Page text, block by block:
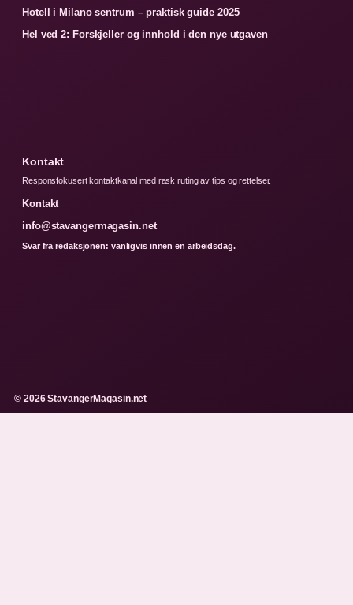
Hotell i Milano sentrum – praktisk guide 2025
Hel ved 2: Forskjeller og innhold i den nye utgaven
Kontakt
Responsfokusert kontaktkanal med rask ruting av tips og rettelser.
Kontakt
info@stavangermagasin.net
Svar fra redaksjonen: vanligvis innen en arbeidsdag.
© 2026 StavangerMagasin.net